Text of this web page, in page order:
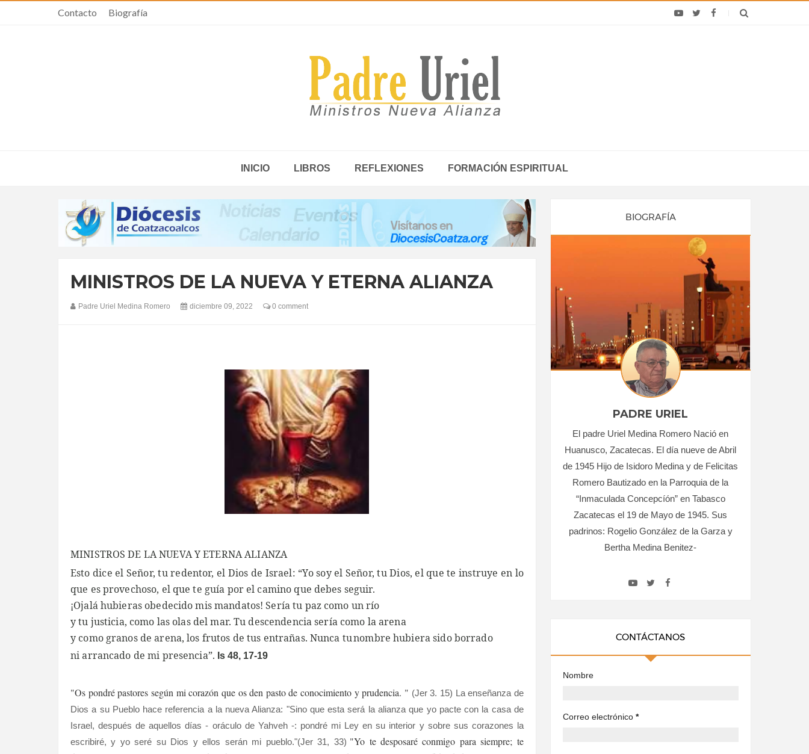
Contacto Biografía
INICIO LIBROS REFLEXIONES FORMACIÓN ESPIRITUAL
MINISTROS DE LA NUEVA Y ETERNA ALIANZA
Padre Uriel Medina Romero diciembre 09, 2022 0 comment
MINISTROS DE LA NUEVA Y ETERNA ALIANZA
Esto dice el Señor, tu redentor, el Dios de Israel: “Yo soy el Señor, tu Dios, el que te instruye en lo
que es provechoso, el que te guía por el camino que debes seguir.
¡Ojalá hubieras obedecido mis mandatos! Sería tu paz como un río
y tu justicia, como las olas del mar. Tu descendencia sería como la arena
y como granos de arena, los frutos de tus entrañas. Nunca tunombre hubiera sido borrado
ni arrancado de mi presencia”. Is 48, 17-19
"Os pondré pastores según mi corazón que os den pasto de conocimiento y prudencia. " (Jer 3. 15) La enseñanza de
Dios a su Pueblo hace referencia a la nueva Alianza: "Sino que esta será la alianza que yo pacte con la casa de
Israel, después de aquellos días - oráculo de Yahveh -: pondré mi Ley en su interior y sobre sus corazones la
escribiré, y yo seré su Dios y ellos serán mi pueblo."(Jer 31, 33) "Yo te desposaré conmigo para siempre; te
BIOGRAFÍA
PADRE URIEL
El padre Uriel Medina Romero Nació en
Huanusco, Zacatecas. El día nueve de Abril
de 1945 Hijo de Isidoro Medina y de Felicitas
Romero Bautizado en la Parroquia de la
“Inmaculada Concepcíón” en Tabasco
Zacatecas el 19 de Mayo de 1945. Sus
padrinos: Rogelio González de la Garza y
Bertha Medina Benitez-
CONTÁCTANOS
Nombre
Correo electrónico *